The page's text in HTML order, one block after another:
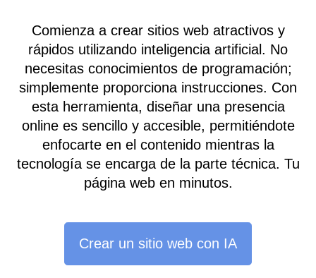
Comienza a crear sitios web atractivos y
rápidos utilizando inteligencia artificial. No
necesitas conocimientos de programación;
simplemente proporciona instrucciones. Con
esta herramienta, diseñar una presencia
online es sencillo y accesible, permitiéndote
enfocarte en el contenido mientras la
tecnología se encarga de la parte técnica. Tu
página web en minutos.
Crear un sitio web con IA